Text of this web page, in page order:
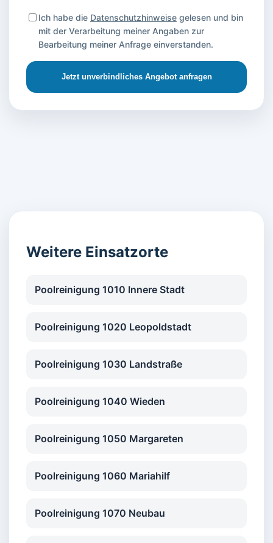
Ich habe die Datenschutzhinweise gelesen und bin
mit der Verarbeitung meiner Angaben zur
Bearbeitung meiner Anfrage einverstanden.
Jetzt unverbindliches Angebot anfragen
Weitere Einsatzorte
Poolreinigung 1010 Innere Stadt
Poolreinigung 1020 Leopoldstadt
Poolreinigung 1030 Landstraße
Poolreinigung 1040 Wieden
Poolreinigung 1050 Margareten
Poolreinigung 1060 Mariahilf
Poolreinigung 1070 Neubau